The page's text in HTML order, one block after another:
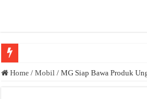
Anda butuh promosi usaha? Kontak ke
Home / Mobil / MG Siap Bawa Produk